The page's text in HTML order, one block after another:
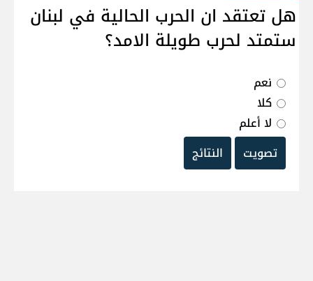
هل تعتقد ان الحرب الحالية في لبنان
ستمتد لحرب طويلة الامد؟
نعم
كلا
لا أعلم
تصويت
النتائج